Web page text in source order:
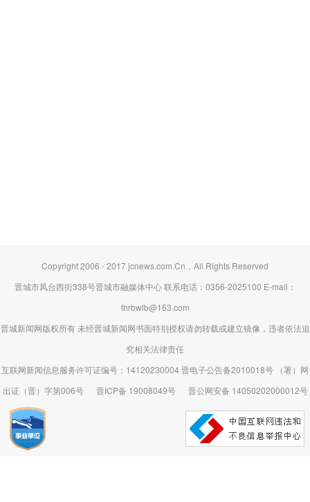
Copyright 2006 - 2017 jcnews.com.Cn，All Rights Reserved
晋城市凤台西街338号晋城市融媒体中心 联系电话：0356-2025100 E-mail：
thrbwlb@163.com
晋城新闻网版权所有 未经晋城新闻网书面特别授权请勿转载或建立镜像，违者依法追
究相关法律责任
互联网新闻信息服务许可证编号：14120230004 晋电子公告备2010018号 （署）网
出证（晋）字第006号
晋ICP备 19008049号 晋公网安备 14050202000012号